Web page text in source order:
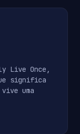
Live Once,
significa
uma